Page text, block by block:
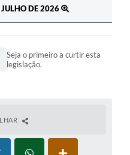
DE 2026
Seja o primeiro a curtir esta
legislação.